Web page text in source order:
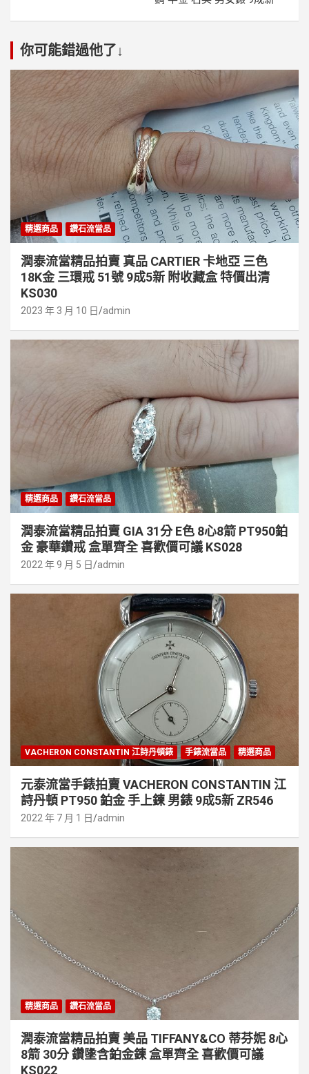
你可能錯過他了↓
精選商品 鑽石流當品
潤泰流當精品拍賣 真品 CARTIER 卡地亞 三色
18K金 三環戒 51號 9成5新 附收藏盒 特價出清
KS030
2023 年 3 月 10 日 admin
精選商品 鑽石流當品
潤泰流當精品拍賣 GIA 31分 E色 8心8箭 PT950鉑
金 豪華鑽戒 盒單齊全 喜歡價可議 KS028
2022 年 9 月 5 日 admin
VACHERON CONSTANTIN 江詩丹頓錶 手錶流當品 精選商品
元泰流當手錶拍賣 VACHERON CONSTANTIN 江
詩丹頓 PT950 鉑金 手上鍊 男錶 9成5新 ZR546
2022 年 7 月 1 日 admin
精選商品 鑽石流當品
潤泰流當精品拍賣 美品 TIFFANY&CO 蒂芬妮 8心
8箭 30分 鑽墬含鉑金鍊 盒單齊全 喜歡價可議
KS022